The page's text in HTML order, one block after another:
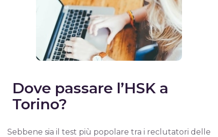
Dove passare l’HSK a
Torino?
Sebbene sia il test più popolare tra i reclutatori delle